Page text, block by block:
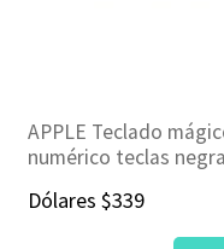
APPLE Teclado
numérico teclas
Dólares $339